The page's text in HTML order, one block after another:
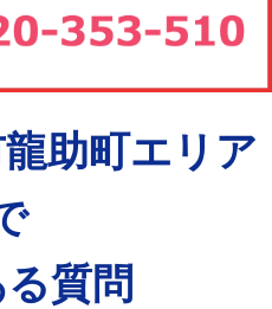
助町エリア
質問